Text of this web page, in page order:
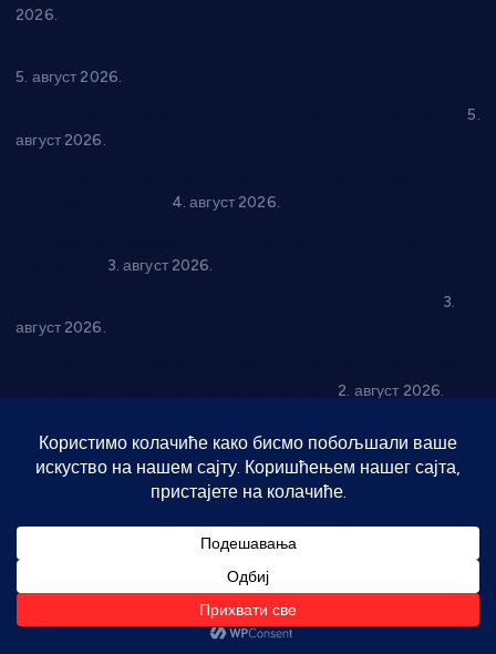
2026.
5. август 2026.
5.
август 2026.
4. август 2026.
3. август 2026.
3.
август 2026.
2. август 2026.
Чарапани најављују победу1. август 2026.
061 30 76 567